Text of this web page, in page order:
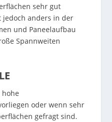
sehr gut
anders in der
und Paneelaufbau
Spannweiten
oder wenn sehr
gefragt sind.